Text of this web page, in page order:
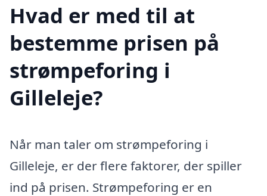
Hvad er med til at
bestemme prisen på
strømpeforing i
Gilleleje?
Når man taler om strømpeforing i
Gilleleje, er der flere faktorer, der spiller
ind på prisen. Strømpeforing er en